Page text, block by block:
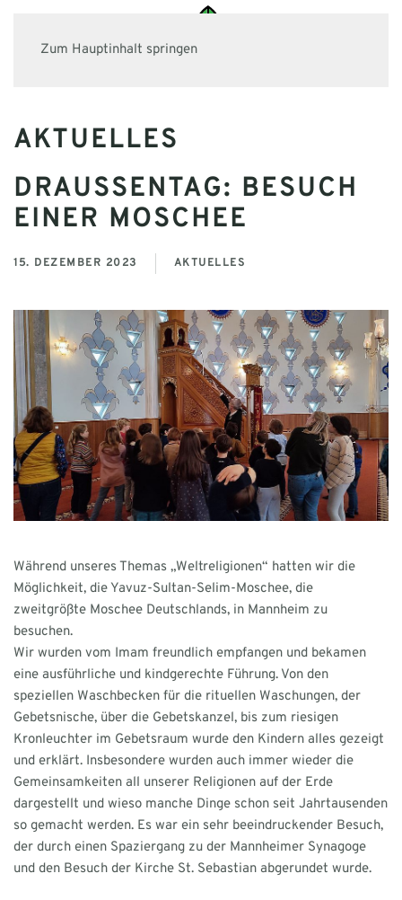
Zum Hauptinhalt springen
AKTUELLES
DRAUSSENTAG: BESUCH E
INER MOSCHEE
15. DEZEMBER 2023 AKTUELLES
Während unseres Themas „Weltreligionen“ hatten wir die
Möglichkeit, die Yavuz-Sultan-Selim-Moschee, die
zweitgrößte Moschee Deutschlands, in Mannheim zu
besuchen.‍
Wir wurden vom Imam freundlich empfangen und bekamen
eine ausführliche und kindgerechte Führung. Von den
speziellen Waschbecken für die rituellen Waschungen, der
Gebetsnische, über die Gebetskanzel, bis zum riesigen
Kronleuchter im Gebetsraum wurde den Kindern alles gezeigt
und erklärt. Insbesondere wurden auch immer wieder die
Gemeinsamkeiten all unserer Religionen auf der Erde
dargestellt und wieso manche Dinge schon seit Jahrtausenden
so gemacht werden. Es war ein sehr beeindruckender Besuch,
der durch einen Spaziergang zu der Mannheimer Synagoge
und den Besuch der Kirche St. Sebastian abgerundet wurde.‍